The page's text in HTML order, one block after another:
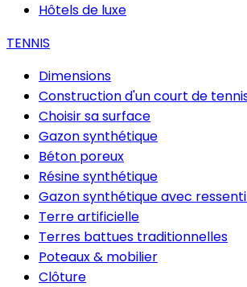
Hôtels de luxe
TENNIS
Dimensions
Construction d'un court de
Choisir sa surface
Gazon synthétique
Béton poreux
Résine synthétique
Gazon synthétique avec
Terre artificielle
Terres battues traditionnelles
Poteaux & mobilier
Clôture